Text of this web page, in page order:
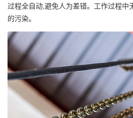
过程全自动,避免人为差错。工作过程中
的污染。